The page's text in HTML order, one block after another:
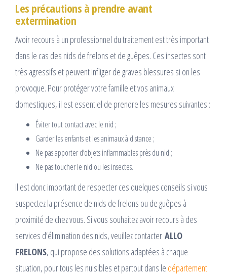
Les précautions à prendre avant
extermination
Avoir recours à un professionnel du traitement est très important
dans le cas des nids de frelons et de guêpes. Ces insectes sont
très agressifs et peuvent infliger de graves blessures si on les
provoque. Pour protéger votre famille et vos animaux
domestiques, il est essentiel de prendre les mesures suivantes :
Éviter tout contact avec le nid ;
Garder les enfants et les animaux à distance ;
Ne pas apporter d’objets inflammables près du nid ;
Ne pas toucher le nid ou les insectes.
Il est donc important de respecter ces quelques conseils si vous
suspectez la présence de nids de frelons ou de guêpes à
proximité de chez vous. Si vous souhaitez avoir recours à des
services d’élimination des nids, veuillez contacter ALLO
FRELONS, qui propose des solutions adaptées à chaque
situation, pour tous les nuisibles et partout dans le département